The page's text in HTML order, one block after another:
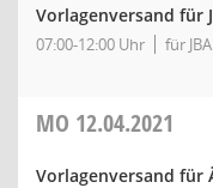
Vorlagenversand für
07:00-12:00 Uhr für
MO 12.04.2021
Vorlagenversand für